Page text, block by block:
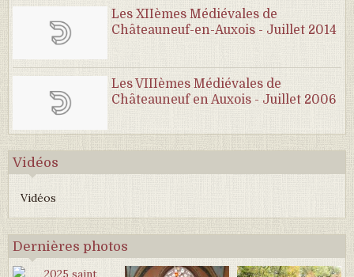
Les XIIèmes Médiévales de
Châteauneuf-en-Auxois - Juillet 2014
Les VIIIèmes Médiévales de
Châteauneuf en Auxois - Juillet 2006
Vidéos
Vidéos
Dernières photos